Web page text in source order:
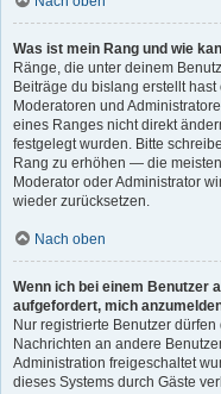
Was ist mein Rang und wie
Ränge, die unter deinem
Beiträge du bislang erstellt
Moderatoren und
eines Ranges nicht direkt
festgelegt wurden. Bitte
Rang zu erhöhen — die
Moderator oder Administrator
wieder zurücksetzen.
Nach oben
Wenn ich bei einem Benutzer
aufgefordert, mich
Nur registrierte Benutzer
Nachrichten an andere
Administration freigeschaltet
dieses Systems durch Gäste